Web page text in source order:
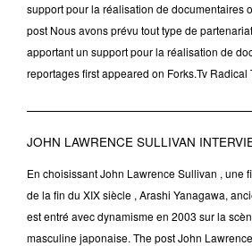
support pour la réalisation de documentaires
post Nous avons prévu tout type de
apportant un support pour la réalisation de
reportages first appeared on Forks.Tv Radical
JOHN LAWRENCE SULLIVAN
En choisissant John Lawrence Sullivan , une
de la fin du XIX siècle , Arashi Yanagawa,
est entré avec dynamisme en 2003 sur la
masculine japonaise. The post John